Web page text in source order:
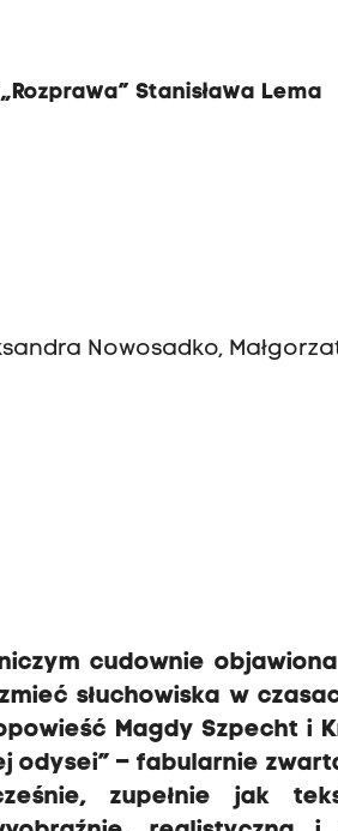
Stanisława Lema
Nowosadko,
cudownie
słuchowiska w
Magdy Szpecht i
odysei” – fabularnie
zupełnie jak